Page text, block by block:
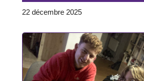
22 décembre 2025